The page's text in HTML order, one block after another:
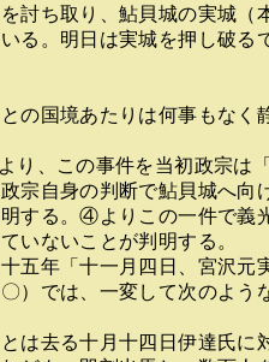
討ち取り、鮎貝城の実城（
る。明日は実城を押し破る
の国境あたりは何事もなく
、この事件を当初政宗は
宗自身の判断で鮎貝城へ向
する。④よりこの一件で義
いないことが判明する。
五年「十一月四日、宮沢元
）では、一変して次のよう
は去る十月十四日伊達氏に